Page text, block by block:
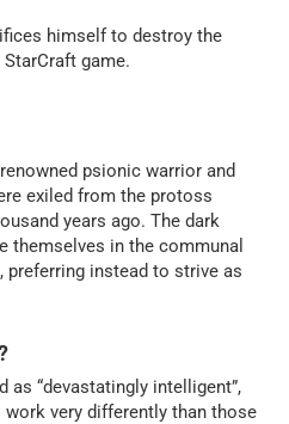
himself to destroy the
game.
psionic warrior and
exiled from the protoss
years ago. The dark
themselves in the communal
preferring instead to strive as
as “devastatingly intelligent”,
very differently than those